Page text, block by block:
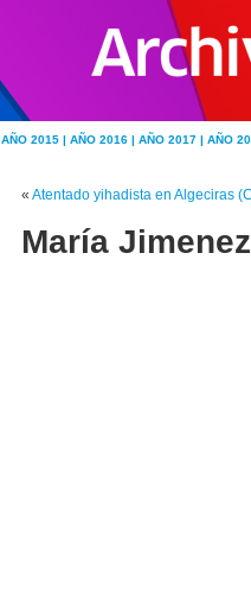
AÑO 2015 | AÑO 2016 | AÑO 2017 | AÑO
« Atentado yihadista en Algeciras
María